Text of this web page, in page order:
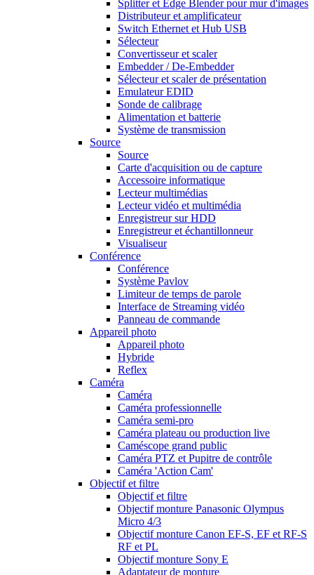
Splitter et Edge Blender pour mur d'images
Distributeur et amplificateur
Switch Ethernet et Hub USB
Sélecteur
Convertisseur et scaler
Embedder / De-Embedder
Sélecteur et scaler de présentation
Emulateur EDID
Sonde de calibrage
Alimentation et batterie
Système de transmission
Source
Source
Carte d'acquisition ou de capture
Accessoire informatique
Lecteur multimédias
Lecteur vidéo et multimédia
Enregistreur sur HDD
Enregistreur et échantillonneur
Visualiseur
Conférence
Conférence
Système Pavlov
Limiteur de temps de parole
Interface de Streaming vidéo
Panneau de commande
Appareil photo
Appareil photo
Hybride
Reflex
Caméra
Caméra
Caméra professionnelle
Caméra semi-pro
Caméra plateau ou production live
Caméscope grand public
Caméra PTZ et Pupitre de contrôle
Caméra 'Action Cam'
Objectif et filtre
Objectif et filtre
Objectif monture Panasonic Olympus
Micro 4/3
Objectif monture Canon EF-S, EF et RF-S
RF et PL
Objectif monture Sony E
Adaptateur de monture